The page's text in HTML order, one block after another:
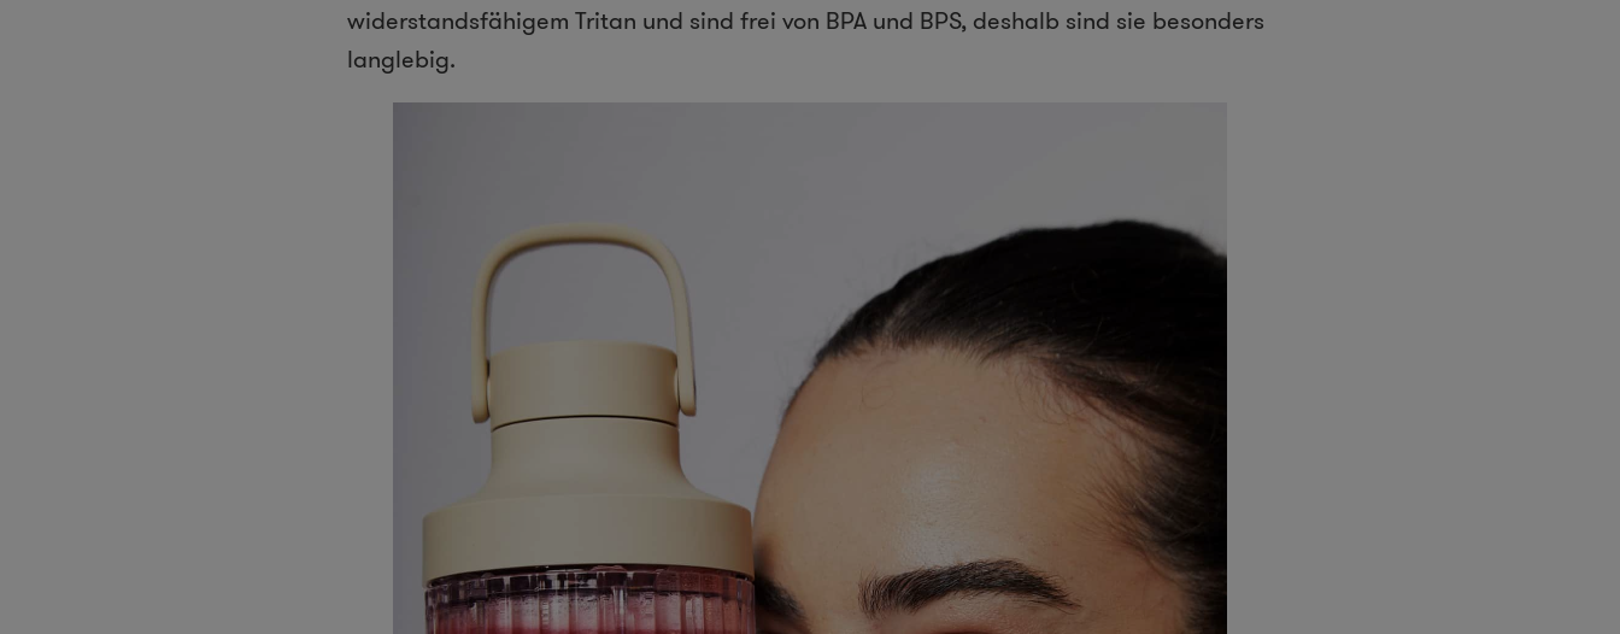
widerstandsfähigem Tritan und sind frei von BPA und BPS, deshalb sind sie besonders
langlebig.